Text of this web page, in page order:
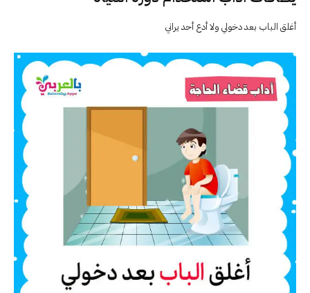
أغلق الباب بعد دخولي ولا أدع أحد يراني